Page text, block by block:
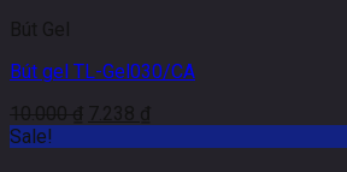
Bút Gel
Bút gel TL-Gel030/CA
10.000₫ 7.238 ₫
Sale!